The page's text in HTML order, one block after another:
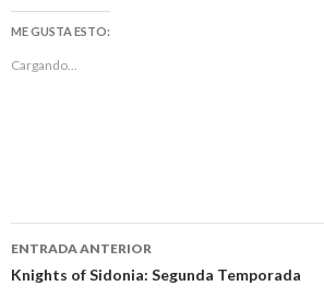
ME GUSTA ESTO:
Cargando...
Navegación
de
ENTRADA ANTERIOR
Knights of Sidonia: Segunda Temporada